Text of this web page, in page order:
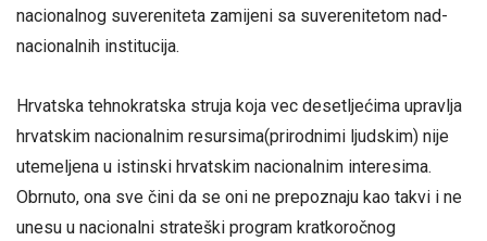
nacionalnog suvereniteta zamijeni sa suverenitetom nad-
nacionalnih institucija.
Hrvatska tehnokratska struja koja vec desetljećima upravlja
hrvatskim nacionalnim resursima(prirodnimi ljudskim) nije
utemeljena u istinski hrvatskim nacionalnim interesima.
Obrnuto, ona sve čini da se oni ne prepoznaju kao takvi i ne
unesu u nacionalni strateški program kratkoročnog